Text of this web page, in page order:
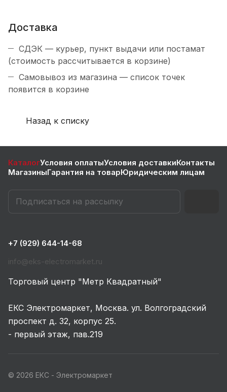
Доставка
СДЭК — курьер, пункт выдачи или постамат
(стоимость рассчитывается в корзине)
Самовывоз из магазина — список точек
появится в корзине
Назад к списку
КаталогУсловия оплатыУсловия доставкиКонтакты
МагазиныГарантия на товарЮридическим лицам
+7 (929) 644-14-68
info@eks-electromarket.ru
Торговый центр "Метр Квадратный"
ЕКС Электромаркет, Москва. ул. Волгоградский
проспект д. 32, корпус 25.
- первый этаж, пав.219
© 2026 ЕКС - Электромаркет